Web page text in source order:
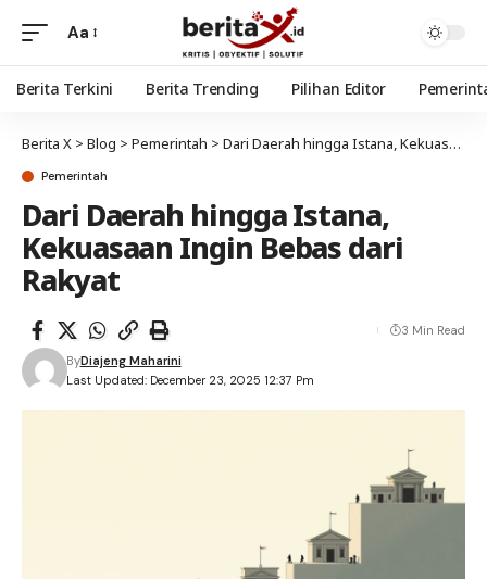
Aa
Berita Terkini Berita Trending Pilihan Editor
Berita X > Blog > Pemerintah > Dari Daerah hingga Istana, Kekuasaan Ingin Bebas dari Rakyat
Pemerintah
Dari Daerah hingga Istana,
Kekuasaan Ingin Bebas dari
Rakyat
Last Updated: December 23, 2025 12:37 Pm
ByDiajeng Maharini
3 Min Read